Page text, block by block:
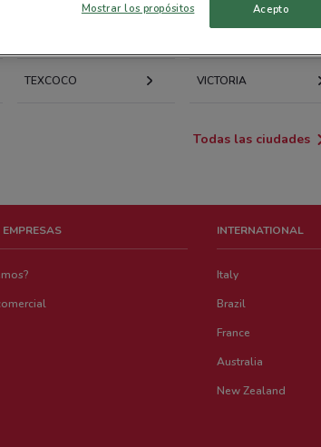
TEXCOCO VICTORIA
Todas las ciudades
INTERNATIONAL
Italy
Brazil
France
Australia
New Zealand
Mostrar los propósitos Acepto